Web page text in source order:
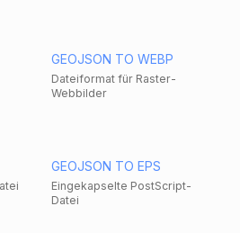
GEOJSON TO WEBP
Dateiformat für Raster-
Webbilder
GEOJSON TO EPS
Eingekapselte PostScript-
Datei